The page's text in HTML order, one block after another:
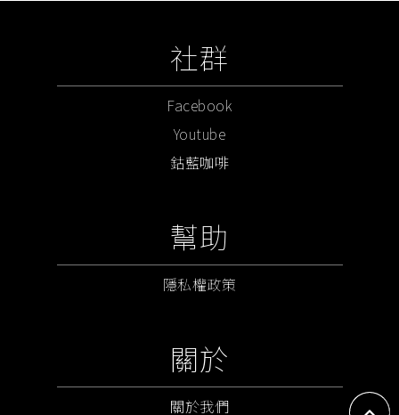
社群
Facebook
Youtube
鈷藍咖啡
幫助
隱私權政策
關於
關於我們